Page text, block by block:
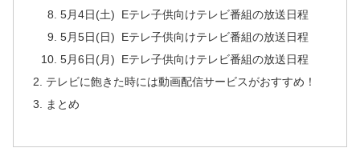
5月4日(土) Eテレ子供向けテレビ番組の放送日程
5月5日(日) Eテレ子供向けテレビ番組の放送日程
5月6日(月) Eテレ子供向けテレビ番組の放送日程
テレビに飽きた時には動画配信サービスがおすすめ！
まとめ